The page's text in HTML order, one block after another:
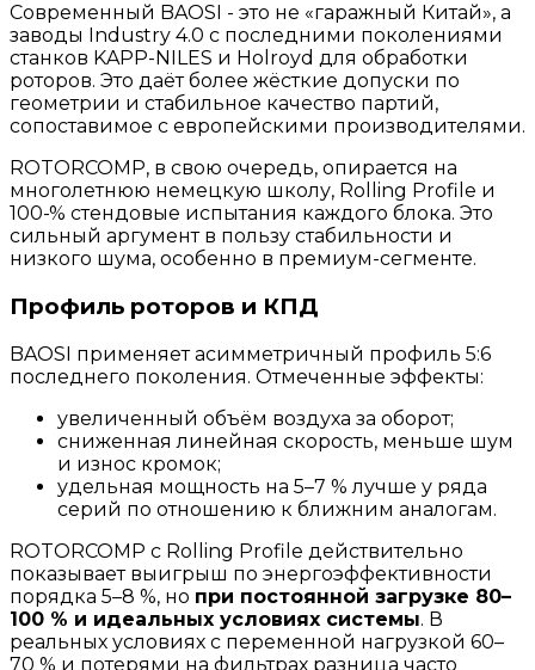
Современный BAOSI - это не «гаражный Китай», а
заводы Industry 4.0 с последними поколениями
станков KAPP-NILES и Holroyd для обработки
роторов. Это даёт более жёсткие допуски по
геометрии и стабильное качество партий,
сопоставимое с европейскими производителями.
ROTORCOMP, в свою очередь, опирается на
многолетнюю немецкую школу, Rolling Profile и
100-% стендовые испытания каждого блока. Это
сильный аргумент в пользу стабильности и
низкого шума, особенно в премиум-сегменте.
Профиль роторов и КПД
BAOSI применяет асимметричный профиль 5:6
последнего поколения. Отмеченные эффекты:
увеличенный объём воздуха за оборот;
сниженная линейная скорость, меньше шум
и износ кромок;
удельная мощность на 5–7 % лучше у ряда
серий по отношению к ближним аналогам.
ROTORCOMP с Rolling Profile действительно
показывает выигрыш по энергоэффективности
порядка 5–8 %, но при постоянной загрузке 80–
100 % и идеальных условиях системы. В
реальных условиях с переменной нагрузкой 60–
70 % и потерями на фильтрах разница часто